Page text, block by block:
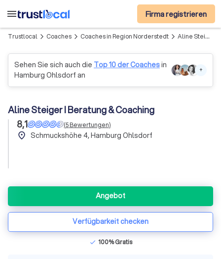
menu Firma registrieren
Trustlocal arrow_forward_ios Coaches arrow_forward_ios Coaches in Region Norderstedt arrow_forward_ios Aline Steiger I Beratung & Coaching
Sehen Sie sich auch die Top 10 der Coachesin
Hamburg Ohlsdorf an
+
Aline Steiger I Beratung & Coaching
8,1
(5Bewertungen)
place Schmuckshöhe 4, Hamburg Ohlsdorf
Angebot
Verfügbarkeit checken
check 100% Gratis